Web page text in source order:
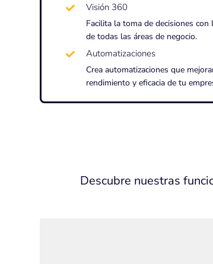
Visión 360
Facilita la toma de decisiones con
de todas las áreas de negocio.
Automatizaciones
Crea automatizaciones que
rendimiento y eficacia de tu
Descubre nuestras